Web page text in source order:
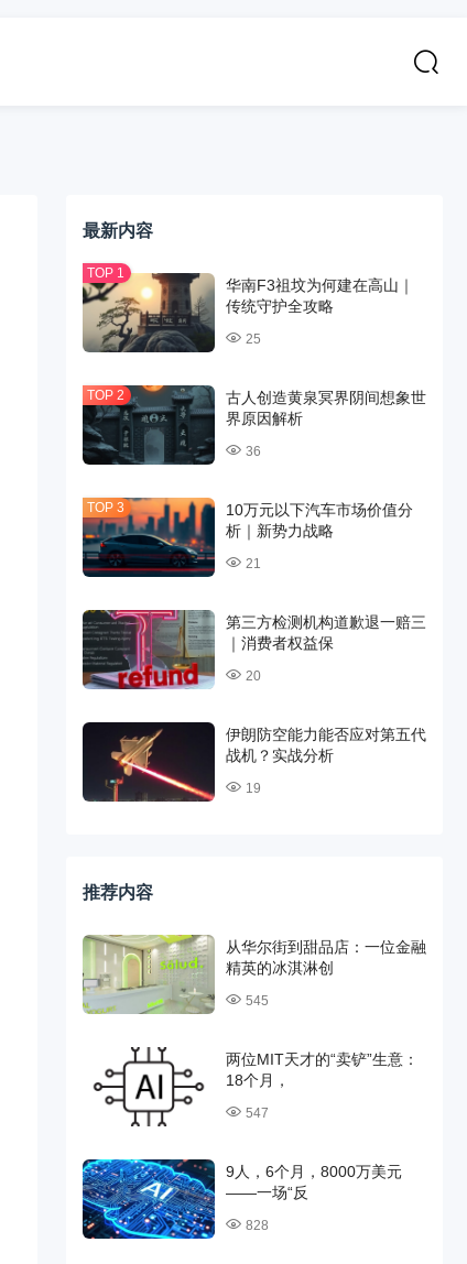
最新内容
华南F3祖坟为何建在高山｜
传统守护全攻略
25
古人创造黄泉冥界阴间想象世
界原因解析
36
10万元以下汽车市场价值分
析｜新势力战略
21
第三方检测机构道歉退一赔三
｜消费者权益保
20
伊朗防空能力能否应对第五代
战机？实战分析
19
推荐内容
从华尔街到甜品店：一位金融
精英的冰淇淋创
545
两位MIT天才的“卖铲”生意：
18个月，
547
9人，6个月，8000万美元
——一场“反
828